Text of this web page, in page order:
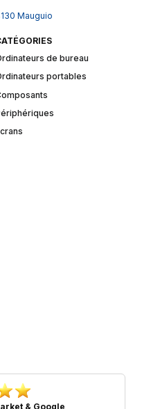
Mauguio
de bureau
portables
& Google